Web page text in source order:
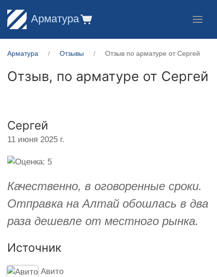
Арматура
Арматура Отзывы Отзыв по арматуре от Сергей
Отзыв, по арматуре от Сергей
Сергей
11 июня 2025 г.
Качественно, в оговоренные сроки.
Отправка на Алтай обошлась в два
раза дешевле от местного рынка.
Источник
Авито